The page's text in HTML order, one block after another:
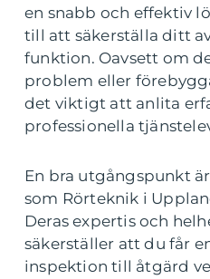
en snabb och effektiv
till att säkerställa ditt
funktion. Oavsett om
problem eller
det viktigt att anlita
professionella
En bra utgångspunkt
som Rörteknik i
Deras expertis och
säkerställer att du får
inspektion till åtgärd